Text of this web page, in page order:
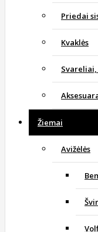
Priedai
Kvaklės
Žiemai
Avižėlės